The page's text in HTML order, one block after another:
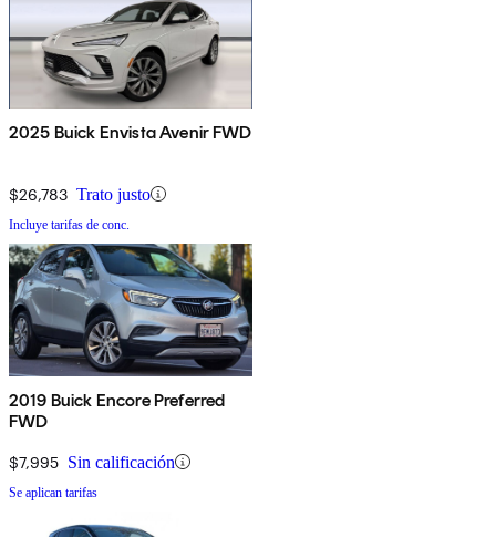
2025 Buick Envista Avenir FWD
$26,783 Trato justo
Incluye tarifas de conc.
2019 Buick Encore Preferred
FWD
$7,995 Sin calificación
Se aplican tarifas